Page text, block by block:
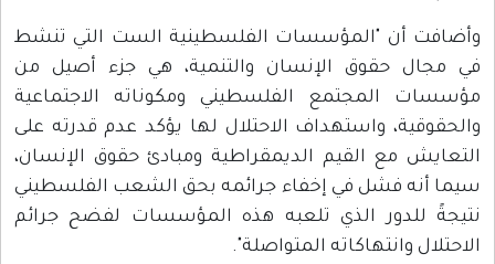
وأضافت أن "المؤسسات الفلسطينية الست التي تنشط
في مجال حقوق الإنسان والتنمية، هي جزء أصيل من
مؤسسات المجتمع الفلسطيني ومكوناته الاجتماعية
والحقوقية، واستهداف الاحتلال لها يؤكد عدم قدرته على
التعايش مع القيم الديمقراطية ومبادئ حقوق الإنسان،
سيما أنه فشل في إخفاء جرائمه بحق الشعب الفلسطيني
نتيجةً للدور الذي تلعبه هذه المؤسسات لفضح جرائم
الاحتلال وانتهاكاته المتواصلة".